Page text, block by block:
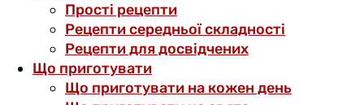
Прості рецепти
Рецепти середньої складності
Рецепти для досвідчених
Що приготувати
Що приготувати на кожен день